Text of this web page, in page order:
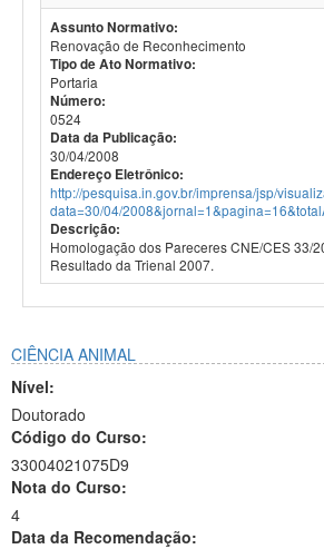
Assunto Normativo:
Renovação de Reconhecimento
Tipo de Ato Normativo:
Portaria
Número:
0524
Data da Publicação:
30/04/2008
Endereço Eletrônico:
http://pesquisa.in.gov.br/imprensa/jsp/
data=30/04/
Descrição:
Homologação dos Pareceres CNE/CES 33/
Resultado da Trienal 2007.
CIÊNCIA ANIMAL
Nível:
Doutorado
Código do Curso:
33004021075D9
Nota do Curso:
4
Data da Recomendação: